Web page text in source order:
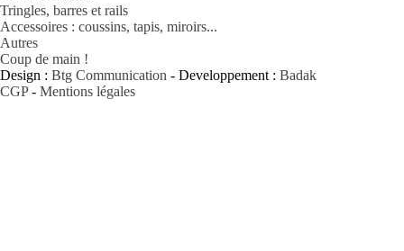
Tringles, barres et rails
Accessoires : coussins, tapis, miroirs...
Autres
Coup de main !
Design : Btg Communication - Developpement : Badak
CGP- Mentions légales